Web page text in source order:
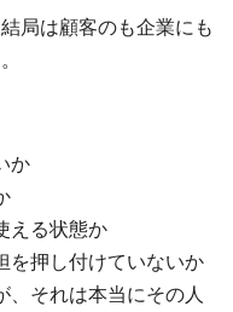
局は顧客のも企業にも
か
える状態か
を押し付けていないか
、それは本当にその人